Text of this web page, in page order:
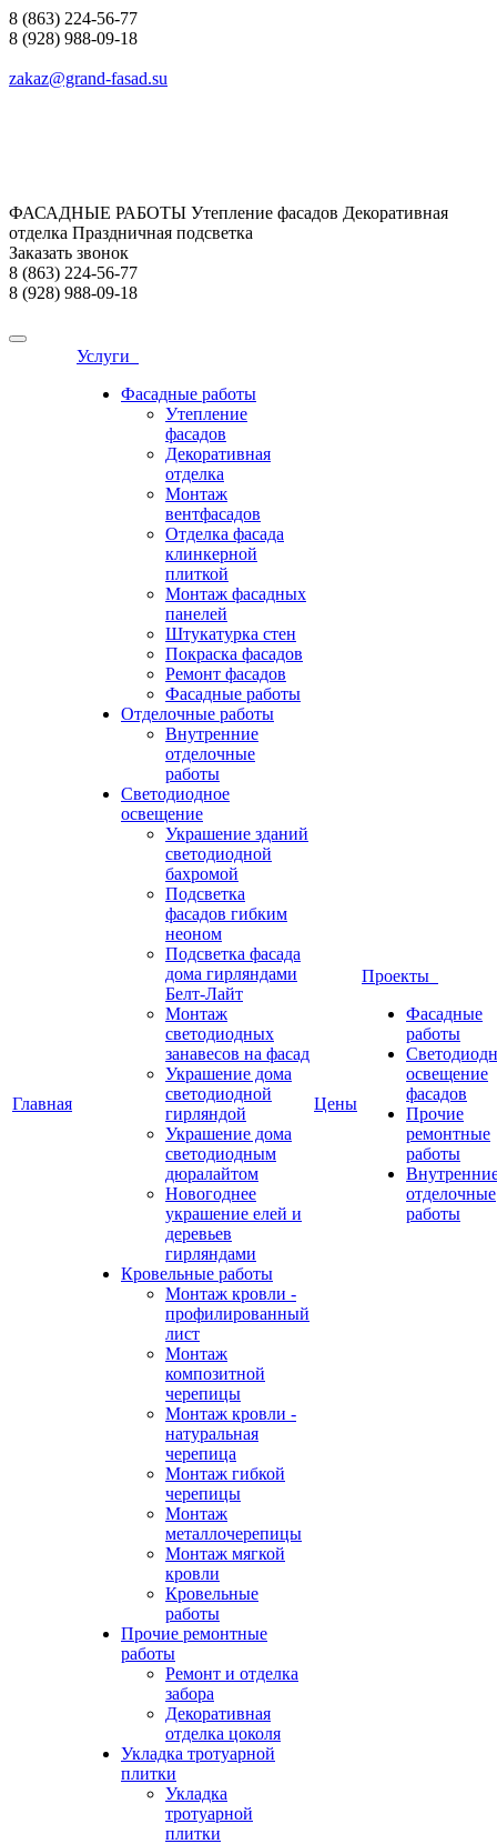
8 (863) 224-56-77
8 (928) 988-09-18
zakaz@grand-fasad.su
ФАСАДНЫЕ РАБОТЫ Утепление фасадов Декоративная
отделка Праздничная подсветка
Заказать звонок
8 (863) 224-56-77
8 (928) 988-09-18
Главная
Услуги
Фасадные работы
Утепление
фасадов
Декоративная
отделка
Монтаж
вентфасадов
Отделка фасада
клинкерной
плиткой
Монтаж фасадных
панелей
Штукатурка стен
Покраска фасадов
Ремонт фасадов
Фасадные работы
Отделочные работы
Внутренние
отделочные
работы
Светодиодное
освещение
Украшение зданий
светодиодной
бахромой
Подсветка
фасадов гибким
неоном
Подсветка фасада
дома гирляндами
Белт-Лайт
Монтаж
светодиодных
занавесов на фасад
Украшение дома
светодиодной
гирляндой
Украшение дома
светодиодным
дюралайтом
Новогоднее
украшение елей и
деревьев
гирляндами
Кровельные работы
Монтаж кровли -
профилированный
лист
Монтаж
композитной
черепицы
Монтаж кровли -
натуральная
черепица
Монтаж гибкой
черепицы
Монтаж
металлочерепицы
Монтаж мягкой
кровли
Кровельные
работы
Прочие ремонтные
работы
Ремонт и отделка
забора
Декоративная
отделка цоколя
Укладка тротуарной
плитки
Укладка
тротуарной
плитки
Цены
Проекты
Фасадные
работы
освещение
фасадов
Прочие
ремонтные
работы
отделочные
работы